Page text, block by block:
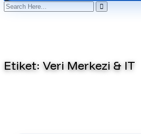
Etiket: Veri Merkezi & IT